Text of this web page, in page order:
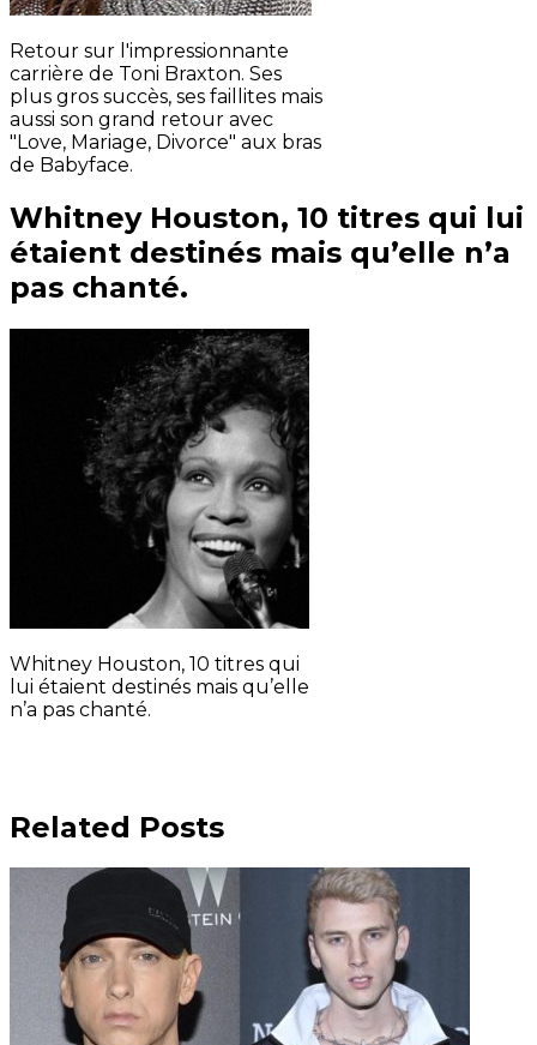
Retour sur l'impressionnante
carrière de Toni Braxton. Ses
plus gros succès, ses faillites mais
aussi son grand retour avec
"Love, Mariage, Divorce" aux bras
de Babyface.
Whitney Houston, 10 titres qui lui
étaient destinés mais qu’elle n’a
pas chanté.
Whitney Houston, 10 titres qui
lui étaient destinés mais qu’elle
n’a pas chanté.
Related Posts